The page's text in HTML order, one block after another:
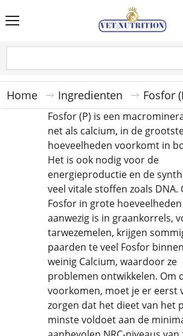
Home Ingredienten Fosfor
Fosfor (P) is een
net als calcium, in de
hoeveelheden voorkomt in
Het is ook nodig voor de
energieproductie en de
veel vitale stoffen zoals DNA.
Fosfor in grote hoeveelheden
aanwezig is in graankorrels,
tarwezemelen, krijgen
paarden te veel Fosfor
weinig Calcium, waardoor ze
problemen ontwikkelen. Om
voorkomen, moet je er eerst
zorgen dat het dieet van het
minste voldoet aan de